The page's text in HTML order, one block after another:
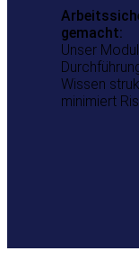
gemacht:
Unser
Wissen
minimiert